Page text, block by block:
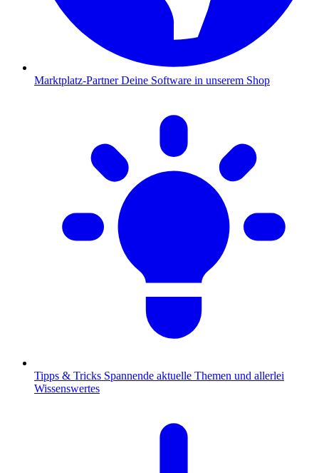
Marktplatz-Partner Deine Software in unserem Shop
Tipps & Tricks Spannende aktuelle Themen und allerlei
Wissenswertes